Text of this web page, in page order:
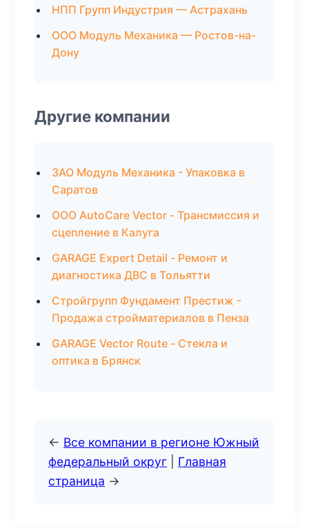
НПП Групп Индустрия — Астрахань
ООО Модуль Механика — Ростов-на-
Дону
Другие компании
ЗАО Модуль Механика - Упаковка в
Саратов
ООО AutoCare Vector - Трансмиссия и
сцепление в Калуга
GARAGE Expert Detail - Ремонт и
диагностика ДВС в Тольятти
Стройгрупп Фундамент Престиж -
Продажа стройматериалов в Пенза
GARAGE Vector Route - Стекла и
оптика в Брянск
← Все компании в регионе Южный
федеральный округ
Главная
страница →